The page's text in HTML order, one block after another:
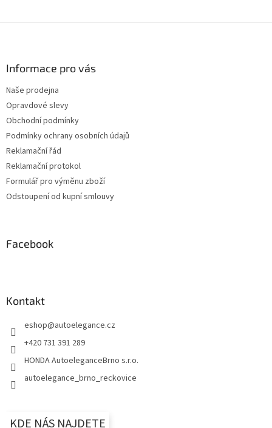
Informace pro vás
Naše prodejna
Opravdové slevy
Obchodní podmínky
Podmínky ochrany osobních údajů
Reklamační řád
Reklamační protokol
Formulář pro výměnu zboží
Odstoupení od kupní smlouvy
Facebook
Kontakt
eshop@autoelegance.cz
+420 731 391 289
HONDA AutoeleganceBrno s.r.o.
autoelegance_brno_reckovice
KDE NÁS NAJDETE